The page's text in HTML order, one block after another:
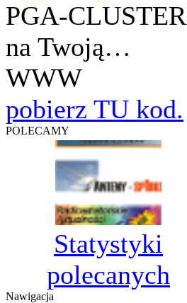
PGA-CLUSTER
na Twoją…
WWW
pobierz TU kod.
POLECAMY
Statystyki
polecanych
Nawigacja